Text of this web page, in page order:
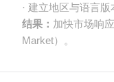
· 建立地区与语言
结果： 加快市场响
Market）。